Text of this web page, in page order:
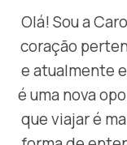
Olá! Sou a
coração
e atualmente
é uma nova
que viajar é